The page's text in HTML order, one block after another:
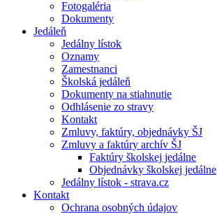
Fotogaléria
Dokumenty
Jedáleň
Jedálny lístok
Oznamy
Zamestnanci
Školská jedáleň
Dokumenty na stiahnutie
Odhlásenie zo stravy
Kontakt
Zmluvy, faktúry, objednávky ŠJ
Zmluvy a faktúry archív ŠJ
Faktúry školskej jedálne
Objednávky školskej jedálne
Jedálny lístok - strava.cz
Kontakt
Ochrana osobných údajov